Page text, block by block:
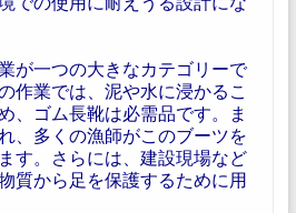
が一つの大きなカテゴリーで
作業では、泥や水に浸かるこ
、ゴム長靴は必需品です。ま
、多くの漁師がこのブーツを
す。さらには、建設現場など
質から足を保護するために用